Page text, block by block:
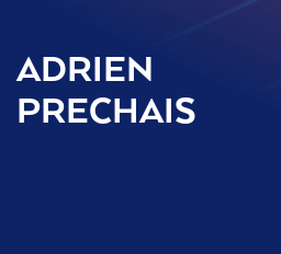
ADRIEN
PRECHAIS